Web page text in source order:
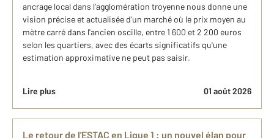
ancrage local dans l'agglomération troyenne nous donne une
vision précise et actualisée d'un marché où le prix moyen au
mètre carré dans l'ancien oscille, entre 1 600 et 2 200 euros
selon les quartiers, avec des écarts significatifs qu'une
estimation approximative ne peut pas saisir.
Lire plus 01 août 2026
Le retour de l'ESTAC en Ligue 1 : un nouvel élan pour